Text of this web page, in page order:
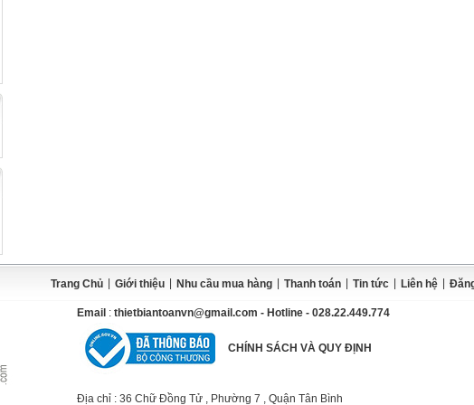
Trang Chủ Giới thiệu Nhu cầu mua hàng Thanh toán Tin tức Liên hệ
Email : thietbiantoanvn@gmail.com - Hotline - 028.22.449.774
CHÍNH SÁCH VÀ QUY ĐỊNH
Địa chỉ : 36 Chữ Đồng Tử , Phường 7 , Quận Tân Bình